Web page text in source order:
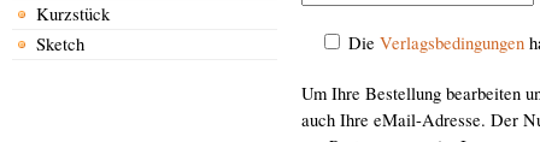
Kurzstück
Sketch
Die Verlagsbedingungen
Um Ihre Bestellung bearbeiten
auch Ihre eMail-Adresse. Der